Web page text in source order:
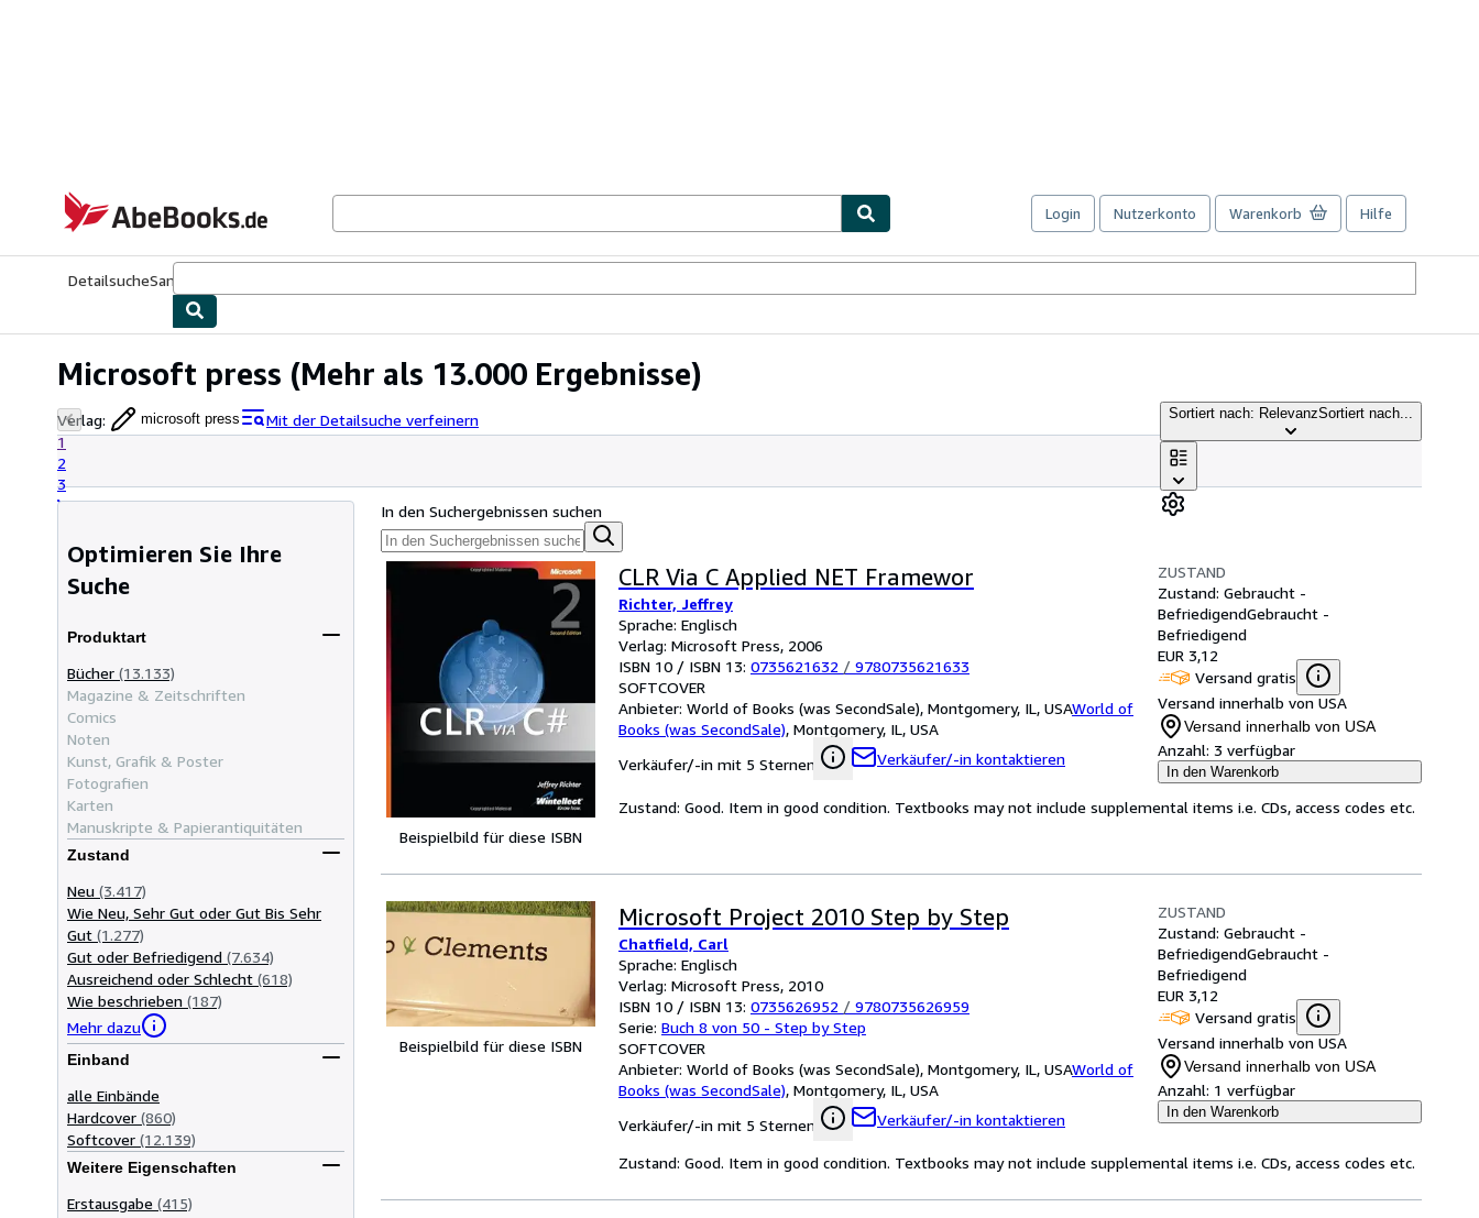
AbeBooks.de
Login Nutzerkonto Warenkorb Hilfe
DetailsucheSammlungen
Microsoft press (Mehr als 13.000 Ergebnisse)
Verlag: microsoft press
Mit der Detailsuche verfeinern
1
2
3
Sortiert nach: RelevanzSortiert nach...
Optimieren Sie Ihre
Suche
Produktart
Bücher (13.133)
Magazine & Zeitschriften
Comics
Noten
Kunst, Grafik & Poster
Fotografien
Karten
Manuskripte & Papierantiquitäten
Zustand
Neu (3.417)
Wie Neu, Sehr Gut oder Gut Bis Sehr
Gut (1.277)
Gut oder Befriedigend (7.634)
Ausreichend oder Schlecht (618)
Wie beschrieben (187)
Mehr dazu
Einband
alle Einbände
Hardcover (860)
Softcover (12.139)
Weitere Eigenschaften
Erstausgabe (415)
In den Suchergebnissen suchen
Beispielbild für diese ISBN
CLR Via C Applied NET Framewor
Richter, Jeffrey
Sprache: Englisch
Verlag: Microsoft Press, 2006
ISBN 10 / ISBN 13: 0735621632 / 9780735621633
SOFTCOVER
Anbieter: World of Books (was SecondSale), Montgomery, IL, USAWorld of
Books (was SecondSale), Montgomery, IL, USA
Verkäufer/-in mit 5 Sternen
Verkäufer/-in kontaktieren
ZUSTAND
Zustand: Gebraucht -
BefriedigendGebraucht -
Befriedigend
EUR 3,12
Versand gratis
Versand innerhalb von USA
Versand innerhalb von USA
Anzahl: 3 verfügbar
In den Warenkorb
Zustand: Good. Item in good condition. Textbooks may not include supplemental items i.e. CDs, access codes etc.
Beispielbild für diese ISBN
Microsoft Project 2010 Step by Step
Chatfield, Carl
Sprache: Englisch
Verlag: Microsoft Press, 2010
ISBN 10 / ISBN 13: 0735626952 / 9780735626959
Serie: Buch 8 von 50 - Step by Step
SOFTCOVER
Anbieter: World of Books (was SecondSale), Montgomery, IL, USAWorld of
Books (was SecondSale), Montgomery, IL, USA
Verkäufer/-in mit 5 Sternen
Verkäufer/-in kontaktieren
ZUSTAND
Zustand: Gebraucht -
BefriedigendGebraucht -
Befriedigend
EUR 3,12
Versand gratis
Versand innerhalb von USA
Versand innerhalb von USA
Anzahl: 1 verfügbar
In den Warenkorb
Zustand: Good. Item in good condition. Textbooks may not include supplemental items i.e. CDs, access codes etc.